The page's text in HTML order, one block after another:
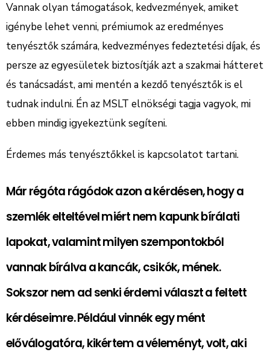
Vannak olyan támogatások, kedvezmények, amiket
igénybe lehet venni, prémiumok az eredményes
tenyésztők számára, kedvezményes fedeztetési díjak, és
persze az egyesületek biztosítják azt a szakmai hátteret
és tanácsadást, ami mentén a kezdő tenyésztők is el
tudnak indulni. Én az MSLT elnökségi tagja vagyok, mi
ebben mindig igyekeztünk segíteni.
Érdemes más tenyésztőkkel is kapcsolatot tartani.
Már régóta rágódok azon a kérdésen, hogy a
szemlék elteltével miért nem kapunk bírálati
lapokat, valamint milyen szempontokból
vannak bírálva a kancák, csikók, mének.
Sokszor nem ad senki érdemi választ a feltett
kérdéseimre. Például vinnék egy mént
előválogatóra, kikértem a véleményt, volt, aki